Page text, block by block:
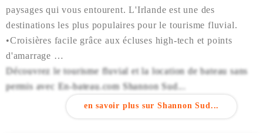
paysages qui vous entourent. L'Irlande est une des
destinations les plus populaires pour le tourisme fluvial.
•Croisières facile grâce aux écluses high-tech et points
d'amarrage
•Pour naviguer dans cette région vous aurez besoin d'une
carte pour actionner les écluses (environ 13€ pour 20
passages). Les écluses et les ponts sont payants : environ
Découvrez le tourisme fluvial et la location de bateau sans
permis avec En-bateau.com Shannon Sud...
en savoir plus sur Shannon Sud...